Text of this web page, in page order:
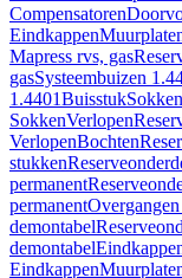
Compensatoren
Eindkappen
Mapress rvs, gas
gasSysteembuizen
1.4401BuisstukSokken
SokkenVerlopen
VerlopenBochten
stukken
permanent
permanent
demontabel
demontabel
Eindkappen